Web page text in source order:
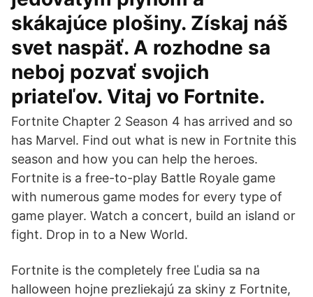
skákajúce plošiny. Získaj náš
svet naspäť. A rozhodne sa
neboj pozvať svojich
priateľov. Vitaj vo Fortnite.
Fortnite Chapter 2 Season 4 has arrived and so
has Marvel. Find out what is new in Fortnite this
season and how you can help the heroes.
Fortnite is a free-to-play Battle Royale game
with numerous game modes for every type of
game player. Watch a concert, build an island or
fight. Drop in to a New World.
Fortnite is the completely free Ľudia sa na
halloween hojne prezliekajú za skiny z Fortnite,